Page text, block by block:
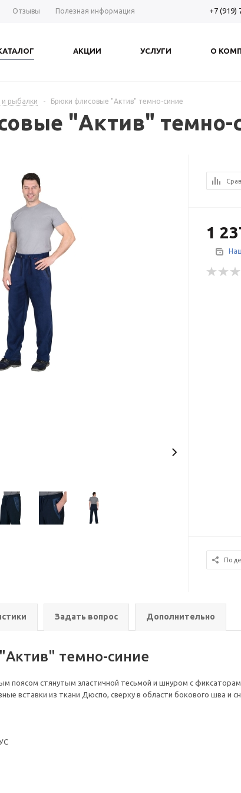
Отзывы Полезная информация +7 (919)
АКЦИИ УСЛУГИ О
рыбалки - Брюки флисовые "Актив" темно-синие
"Актив" темно-
1
Задать вопрос Дополнительно
темно-синие
поясом стянутым эластичной тесьмой и шнуром с
вставки из ткани Дюспо, сверху в области бокового шва и